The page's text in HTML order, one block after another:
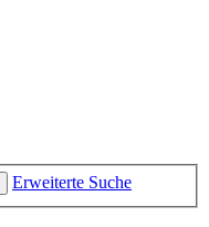
Erweiterte Suche